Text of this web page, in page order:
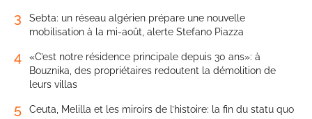
3
Sebta: un réseau algérien prépare une nouvelle
mobilisation à la mi-août, alerte Stefano Piazza
4
«C’est notre résidence principale depuis 30 ans»: à
Bouznika, des propriétaires redoutent la démolition de
leurs villas
5 Ceuta, Melilla et les miroirs de l’histoire: la fin du statu quo